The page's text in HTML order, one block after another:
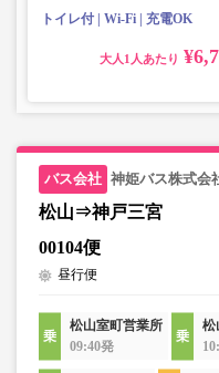
トイレ付 Wi-Fi 充電OK
大人
神姫バス株式会
松山⇒神戸三宮
00104便
昼行便
松山室町営業所
09:40発
松